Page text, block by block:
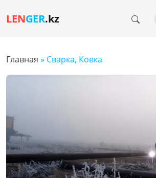
LENGER.kz
Главная » Сварка, Ковка